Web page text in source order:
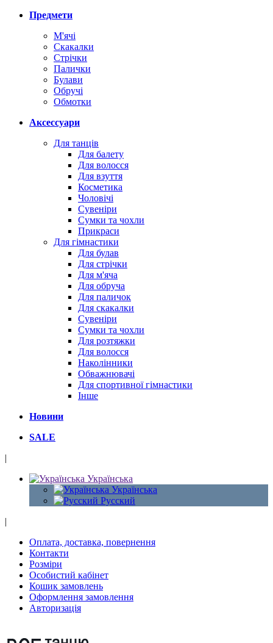
Предмети
М'ячі
Скакалки
Стрічки
Палички
Булави
Обручі
Обмотки
Аксессуари
Для танців
Для балету
Для волосся
Для взуття
Косметика
Чоловічі
Сувеніри
Сумки та чохли
Прикраси
Для гімнастики
Для булав
Для стрічки
Для м'яча
Для обруча
Для паличок
Для скакалки
Сувеніри
Сумки та чохли
Для розтяжки
Для волосся
Наколінники
Обважнювачі
Для спортивної гімнастики
Інше
Новини
SALE
|
Українська
Українська
Русский
|
Оплата, доставка, повернення
Контакти
Розміри
Особистий кабінет
Кошик замовлень
Оформлення замовлення
Авторизація